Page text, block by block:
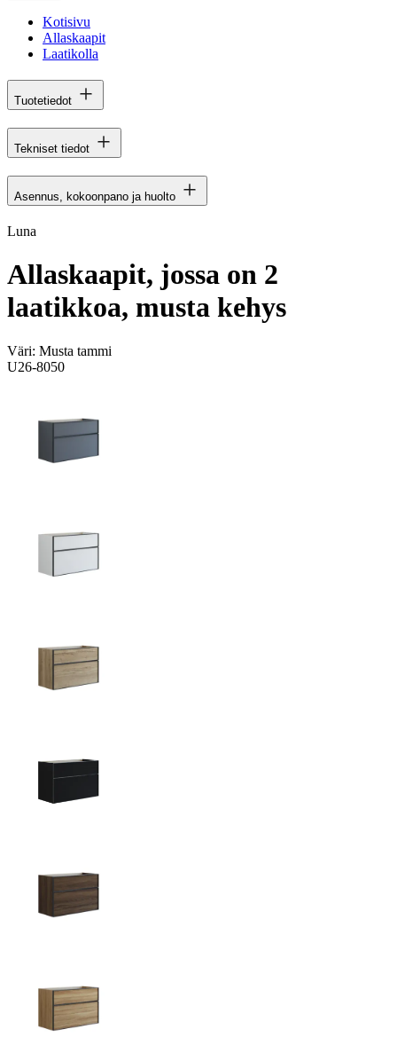
Kotisivu
Allaskaapit
Laatikolla
Tuotetiedot
Tekniset tiedot
Asennus, kokoonpano ja huolto
Luna
Allaskaapit, jossa on 2
laatikkoa, musta kehys
Väri: Musta tammi
U26-8050